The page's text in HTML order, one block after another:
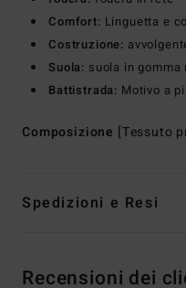
Comfort: Linguetta e
Costruzione:
Suola: suola in
Battistrada: Motivo a
Composizione [Tessuto
Spedizioni e Resi
Recensioni dei